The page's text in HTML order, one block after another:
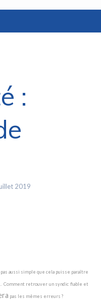
:
2019
aussi simple que cela puisse paraître
Comment retrouver un syndic fiable et
pas les mêmes erreurs ?